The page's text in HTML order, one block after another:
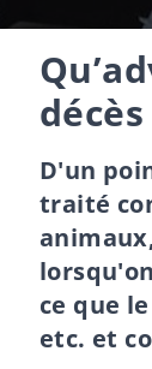
décès
D'un
traité
ce que
etc. et